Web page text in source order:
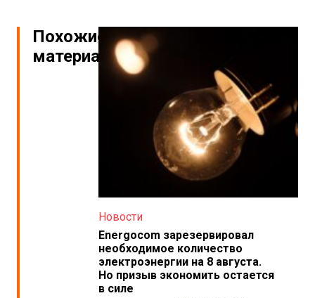
Похожие
материалы
Новости
Energocom зарезервировал
необходимое количество
электроэнергии на 8 августа.
Но призыв экономить остается
в силе